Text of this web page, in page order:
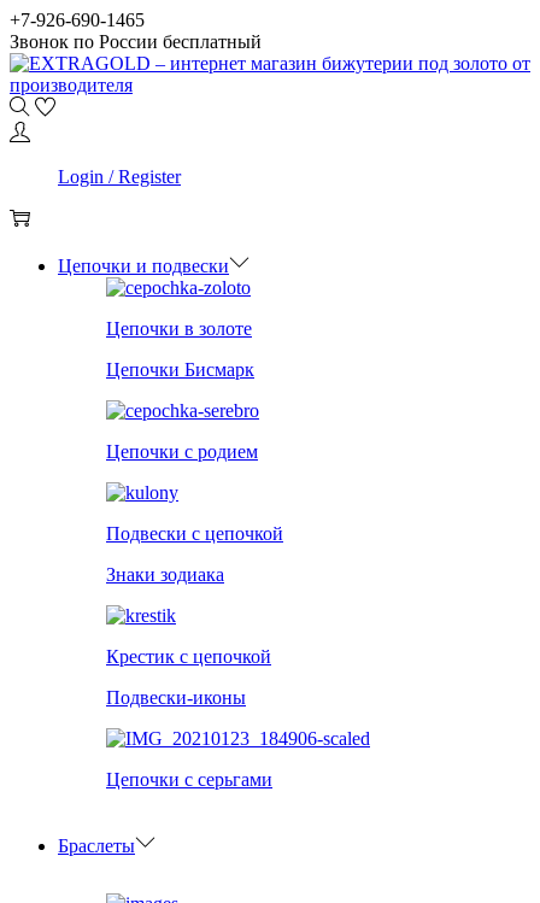
Skip
to
navigation
Skip
to
content
+7-926-690-1465
Звонок по России бесплатный
Login / Register
Цепочки и подвески
Цепочки в золоте
Цепочки Бисмарк
Цепочки с родием
Подвески с цепочкой
Знаки зодиака
Крестик с цепочкой
Подвески-иконы
Цепочки с серьгами
Браслеты